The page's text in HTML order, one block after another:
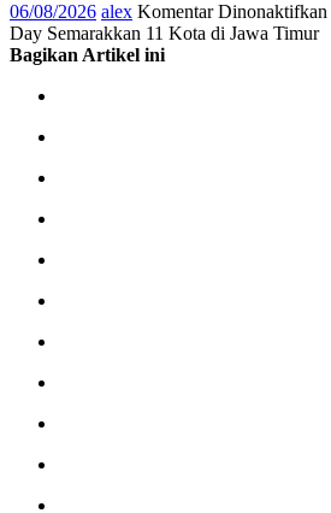
06/08/2026 alex Komentar Dinonaktifkan
Day Semarakkan 11 Kota di Jawa Timur
Bagikan Artikel ini